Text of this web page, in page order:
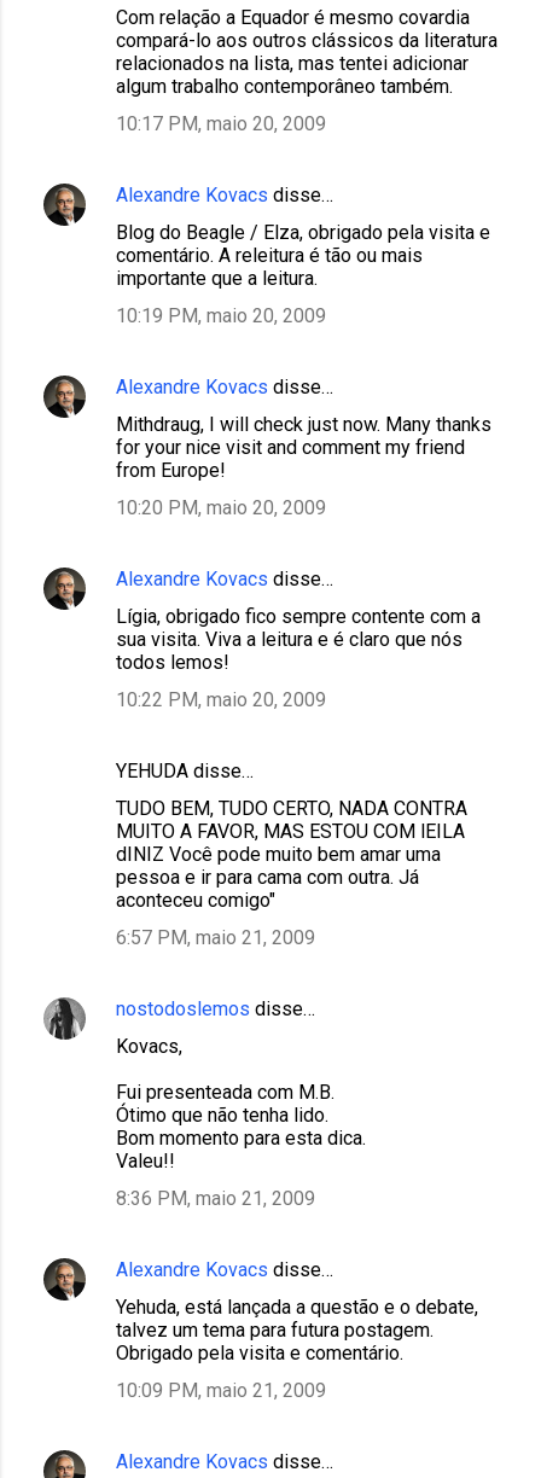
Com relação a Equador é mesmo covardia
compará-lo aos outros clássicos da literatura
relacionados na lista, mas tentei adicionar
algum trabalho contemporâneo também.
10:17 PM, maio 20, 2009
Alexandre Kovacs disse…
Blog do Beagle / Elza, obrigado pela visita e
comentário. A releitura é tão ou mais
importante que a leitura.
10:19 PM, maio 20, 2009
Alexandre Kovacs disse…
Mithdraug, I will check just now. Many thanks
for your nice visit and comment my friend
from Europe!
10:20 PM, maio 20, 2009
Alexandre Kovacs disse…
Lígia, obrigado fico sempre contente com a
sua visita. Viva a leitura e é claro que nós
todos lemos!
10:22 PM, maio 20, 2009
YEHUDA disse…
TUDO BEM, TUDO CERTO, NADA CONTRA
MUITO A FAVOR, MAS ESTOU COM lEILA
dINIZ Você pode muito bem amar uma
pessoa e ir para cama com outra. Já
aconteceu comigo"
6:57 PM, maio 21, 2009
nostodoslemos disse…
Kovacs,
Fui presenteada com M.B.
Ótimo que não tenha lido.
Bom momento para esta dica.
Valeu!!
8:36 PM, maio 21, 2009
Alexandre Kovacs disse…
Yehuda, está lançada a questão e o debate,
talvez um tema para futura postagem.
Obrigado pela visita e comentário.
10:09 PM, maio 21, 2009
Alexandre Kovacs disse…